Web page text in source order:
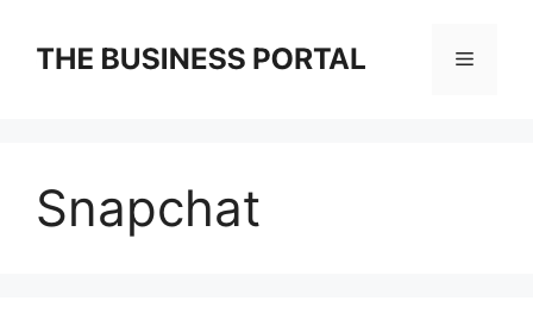
content
Menu
Snapchat